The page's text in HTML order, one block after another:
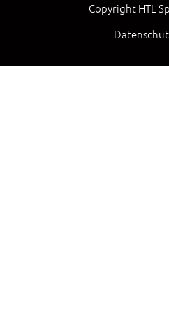
Copyright HTL